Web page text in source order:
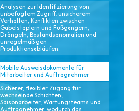
Analysen zur Identifizierung von
unbefugtem Zugriff, unsicherem
Verhalten, Konflikten zwischen
Gabelstaplern und Fußgängern,
Drängeln, Bestandsanomalien und
unregelmäßigen
Produktionsabläufen.
Mobile Ausweisdokumente für
Mitarbeiter und Auftragnehmer
Sicherer, flexibler Zugang für
wechselnde Schichten,
Saisonarbeiter, Wartungsteams und
Auftragnehmer, wodurch das